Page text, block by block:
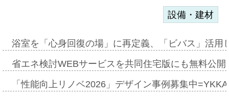
設備・建材
浴室を「心身回復の場」に再定義、「ビバス」活
省エネ検討WEBサービスを共同住宅版にも無料公
「性能向上リノベ2026」デザイン事例募集中